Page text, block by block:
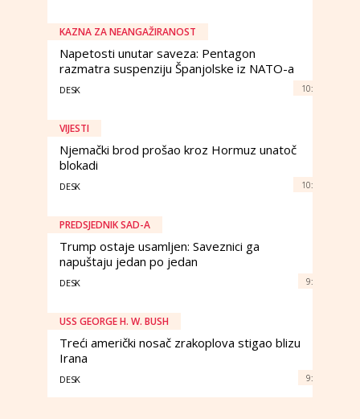
KAZNA ZA NEANGAŽIRANOST
Napetosti unutar saveza: Pentagon
razmatra suspenziju Španjolske iz NATO-a
DESK 10:
VIJESTI
Njemački brod prošao kroz Hormuz unatoč
blokadi
DESK 10:
PREDSJEDNIK SAD-A
Trump ostaje usamljen: Saveznici ga
napuštaju jedan po jedan
DESK 9:
USS GEORGE H. W. BUSH
Treći američki nosač zrakoplova stigao blizu
Irana
DESK 9: